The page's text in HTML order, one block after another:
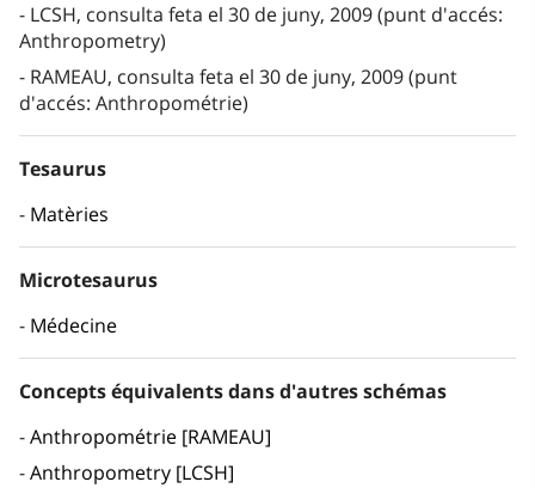
LCSH, consulta feta el 30 de juny, 2009 (punt d'accés:
Anthropometry)
RAMEAU, consulta feta el 30 de juny, 2009 (punt
d'accés: Anthropométrie)
Tesaurus
Matèries
Microtesaurus
Médecine
Concepts équivalents dans d'autres schémas
Anthropométrie [RAMEAU]
Anthropometry [LCSH]